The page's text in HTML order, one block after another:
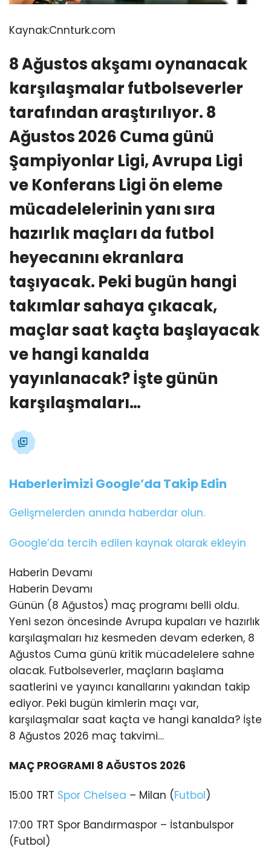
Kaynak:Cnnturk.com
8 Ağustos akşamı oynanacak
karşılaşmalar futbolseverler
tarafından araştırılıyor. 8
Ağustos 2026 Cuma günü
Şampiyonlar Ligi, Avrupa Ligi
ve Konferans Ligi ön eleme
mücadelelerinin yanı sıra
hazırlık maçları da futbol
heyecanını ekranlara
taşıyacak. Peki bugün hangi
takımlar sahaya çıkacak,
maçlar saat kaçta başlayacak
ve hangi kanalda
yayınlanacak? İşte günün
karşılaşmaları…
Haberlerimizi Google’da Takip Edin
Gelişmelerden anında haberdar olun.
Google’da tercih edilen kaynak olarak ekleyin
Haberin Devamı
Haberin Devamı
Günün (8 Ağustos) maç programı belli oldu.
Yeni sezon öncesinde Avrupa kupaları ve hazırlık
karşılaşmaları hız kesmeden devam ederken, 8
Ağustos Cuma günü kritik mücadelelere sahne
olacak. Futbolseverler, maçların başlama
saatlerini ve yayıncı kanallarını yakından takip
ediyor. Peki bugün kimlerin maçı var,
karşılaşmalar saat kaçta ve hangi kanalda? İşte
8 Ağustos 2026 maç takvimi…
MAÇ PROGRAMI 8 AĞUSTOS 2026
15:00 TRT Spor Chelsea – Milan (Futbol)
17:00 TRT Spor Bandırmaspor – İstanbulspor
(Futbol)